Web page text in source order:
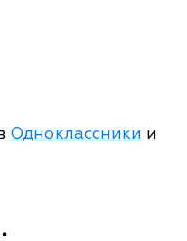
Одноклассники и